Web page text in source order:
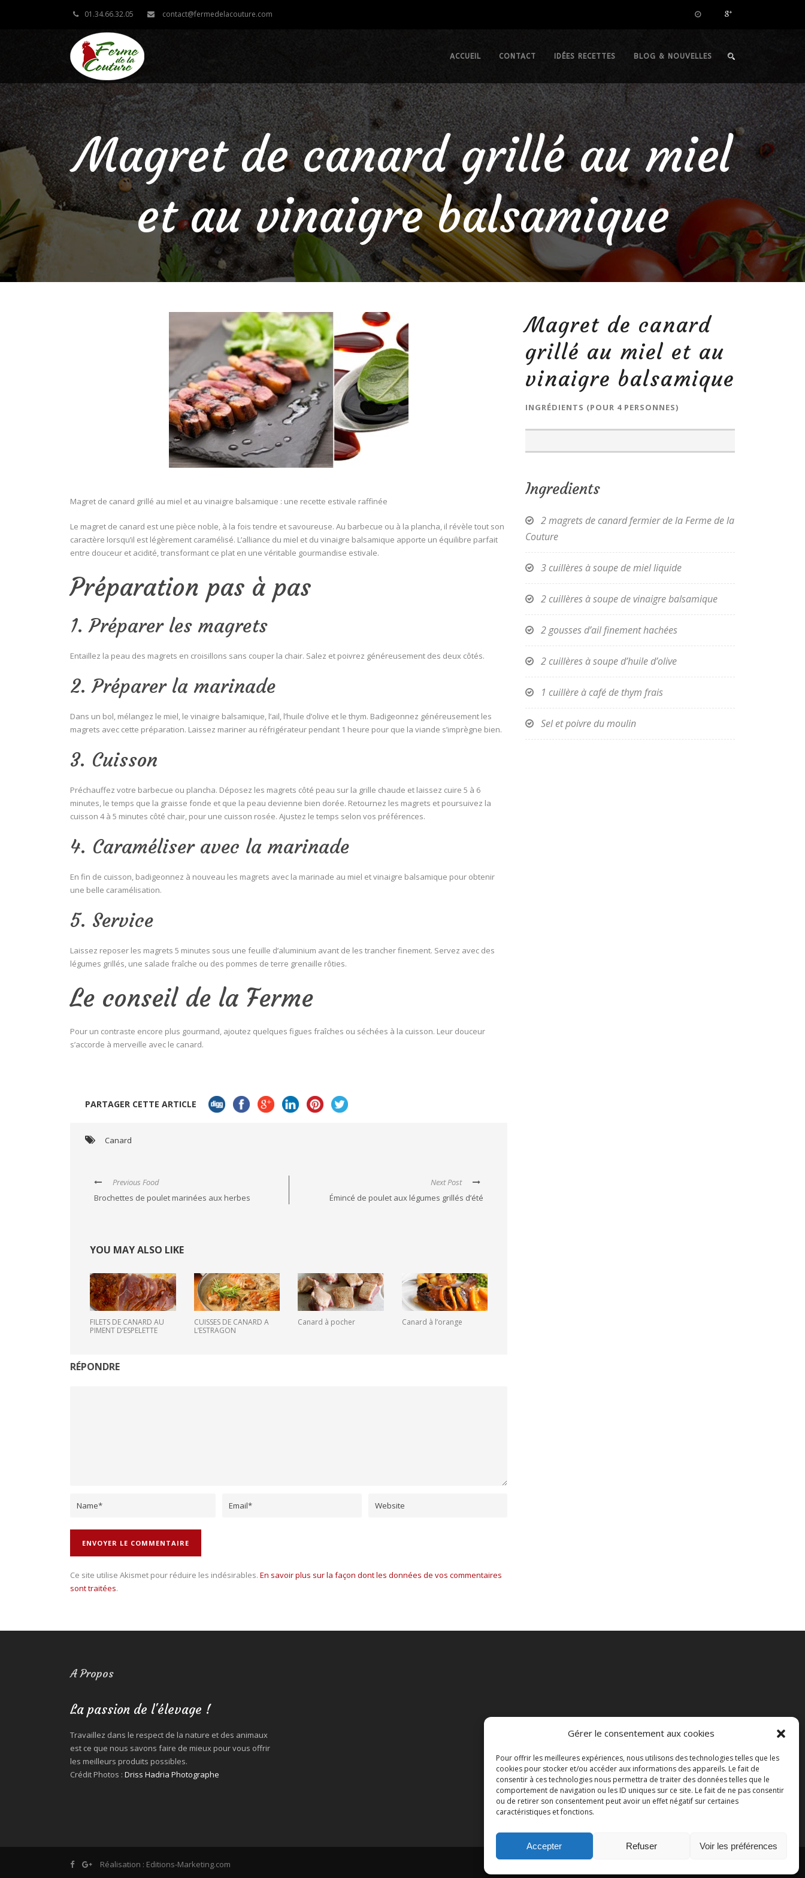
Gérer le consentement aux cookies
Pour offrir les meilleures expériences, nous utilisons des technologies telles que les
cookies pour stocker et/ou accéder aux informations des appareils. Le fait de
consentir à ces technologies nous permettra de traiter des données telles que le
comportement de navigation ou les ID uniques sur ce site. Le fait de ne pas consentir
ou de retirer son consentement peut avoir un effet négatif sur certaines
caractéristiques et fonctions.
Accepter Refuser Voir les préférences
01.34.66.32.05 contact@fermedelacouture.com
ACCUEIL CONTACT IDÉES RECETTES BLOG & NOUVELLES
Magret de canard grillé au miel
et au vinaigre balsamique
Magret de canard grillé au miel et au vinaigre balsamique : une recette estivale raffinée
Le magret de canard est une pièce noble, à la fois tendre et savoureuse. Au barbecue ou à la plancha, il révèle tout son
caractère lorsqu’il est légèrement caramélisé. L’alliance du miel et du vinaigre balsamique apporte un équilibre parfait
entre douceur et acidité, transformant ce plat en une véritable gourmandise estivale.
Préparation pas à pas
1. Préparer les magrets
Entaillez la peau des magrets en croisillons sans couper la chair. Salez et poivrez généreusement des deux côtés.
2. Préparer la marinade
Dans un bol, mélangez le miel, le vinaigre balsamique, l’ail, l’huile d’olive et le thym. Badigeonnez généreusement les
magrets avec cette préparation. Laissez mariner au réfrigérateur pendant 1 heure pour que la viande s’imprègne bien.
3. Cuisson
Préchauffez votre barbecue ou plancha. Déposez les magrets côté peau sur la grille chaude et laissez cuire 5 à 6
minutes, le temps que la graisse fonde et que la peau devienne bien dorée. Retournez les magrets et poursuivez la
cuisson 4 à 5 minutes côté chair, pour une cuisson rosée. Ajustez le temps selon vos préférences.
4. Caraméliser avec la marinade
En fin de cuisson, badigeonnez à nouveau les magrets avec la marinade au miel et vinaigre balsamique pour obtenir
une belle caramélisation.
5. Service
Laissez reposer les magrets 5 minutes sous une feuille d’aluminium avant de les trancher finement. Servez avec des
légumes grillés, une salade fraîche ou des pommes de terre grenaille rôties.
Le conseil de la Ferme
Pour un contraste encore plus gourmand, ajoutez quelques figues fraîches ou séchées à la cuisson. Leur douceur
s’accorde à merveille avec le canard.
PARTAGER CETTE ARTICLE
Canard
Previous Food
Brochettes de poulet marinées aux herbes
Next Post
Émincé de poulet aux légumes grillés d’été
YOU MAY ALSO LIKE
FILETS DE CANARD AU
PIMENT D’ESPELETTE
CUISSES DE CANARD A
L’ESTRAGON
Canard à pocher Canard à l’orange
RÉPONDRE
Ce site utilise Akismet pour réduire les indésirables. En savoir plus sur la façon dont les données de vos commentaires
sont traitées.
Magret de canard
grillé au miel et au
vinaigre balsamique
INGRÉDIENTS (POUR 4 PERSONNES)
Ingredients
2 magrets de canard fermier de la Ferme de la
Couture
3 cuillères à soupe de miel liquide
2 cuillères à soupe de vinaigre balsamique
2 gousses d’ail finement hachées
2 cuillères à soupe d’huile d’olive
1 cuillère à café de thym frais
Sel et poivre du moulin
A Propos
La passion de l'élevage !
Travaillez dans le respect de la nature et des animaux
est ce que nous savons faire de mieux pour vous offrir
les meilleurs produits possibles.
Crédit Photos : Driss Hadria Photographe
Réalisation : Editions-Marketing.com